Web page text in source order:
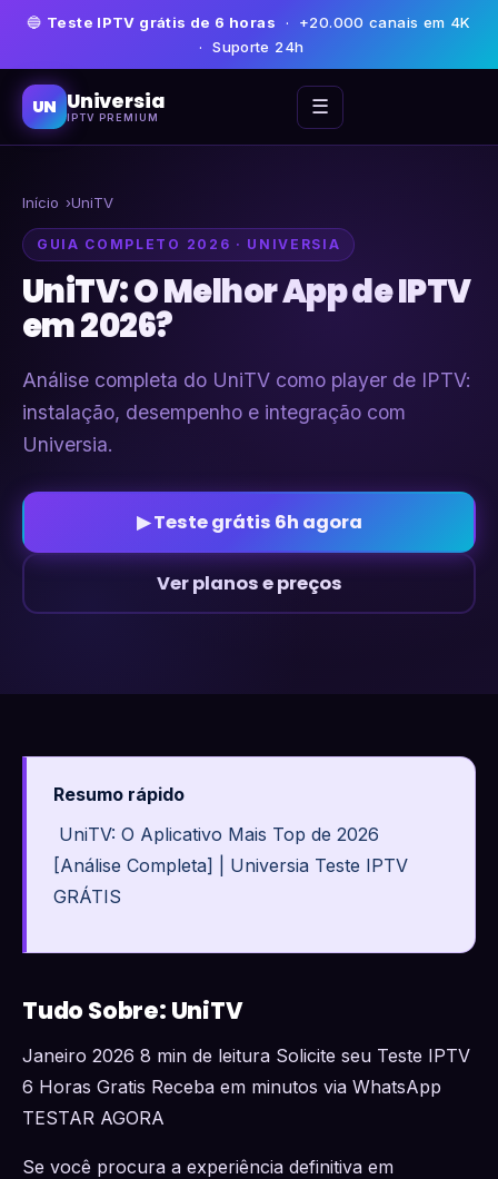
🔵 Teste IPTV grátis de 6 horas · +20.000 canais em 4K
· Suporte 24h
UN Universia
IPTV PREMIUM ☰
Início UniTV
GUIA COMPLETO 2026 · UNIVERSIA
UniTV: O Melhor App de IPTV
em 2026?
Análise completa do UniTV como player de IPTV:
instalação, desempenho e integração com
Universia.
▶ Teste grátis 6h agora
Ver planos e preços
Resumo rápido
UniTV: O Aplicativo Mais Top de 2026
[Análise Completa] | Universia Teste IPTV
GRÁTIS
Tudo Sobre: UniTV
Janeiro 2026 8 min de leitura Solicite seu Teste IPTV
6 Horas Gratis Receba em minutos via WhatsApp
TESTAR AGORA
Se você procura a experiência definitiva em